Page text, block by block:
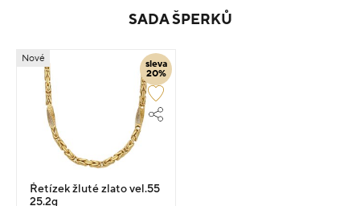
SADA ŠPERKŮ
sleva
20%
Nové
Řetízek žluté zlato vel.55
25.2g